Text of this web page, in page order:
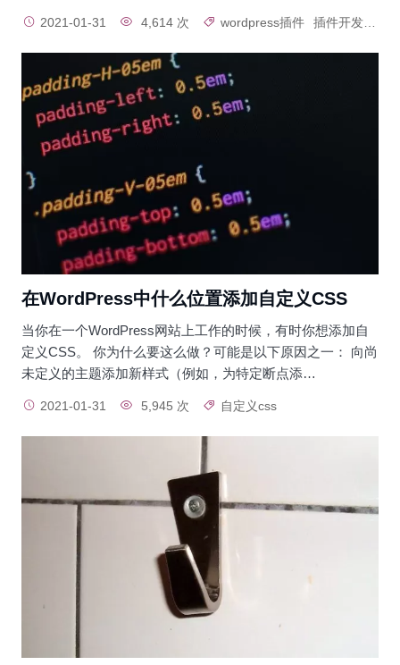
2021-01-31 4,614 次 wordpress插件 插件开发
在WordPress中什么位置添加自定义CSS
当你在一个WordPress网站上工作的时候，有时你想添加自
定义CSS。 你为什么要这么做？可能是以下原因之一： 向尚
未定义的主题添加新样式（例如，为特定断点添…
2021-01-31 5,945 次 自定义css